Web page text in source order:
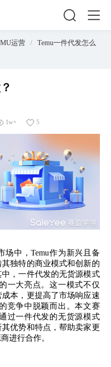
运营 /
Temu一件代发怎么
1w+ 5
场中，Temu作为新兴且备
独特的商业模式和创新的
，一件代发的无货源模式
一大亮点。这一模式不仅
本，更提高了市场响应速
竞争中脱颖而出。本文赛
过一件代发的无货源模式
优势和特点，帮助卖家更
进行合作。